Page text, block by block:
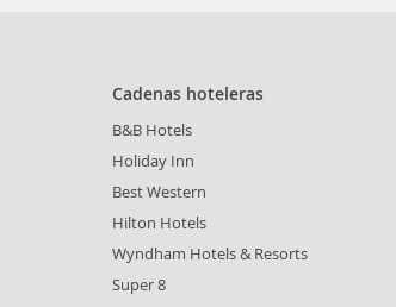
Cadenas hoteleras
B&B Hotels
Holiday Inn
Best Western
Hilton Hotels
Wyndham Hotels & Resorts
Super 8